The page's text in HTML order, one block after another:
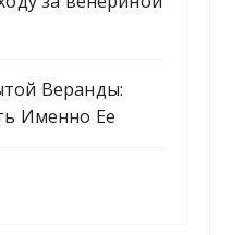
Веранды:
Именно Ее